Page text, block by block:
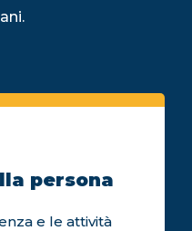
persona
e le attività